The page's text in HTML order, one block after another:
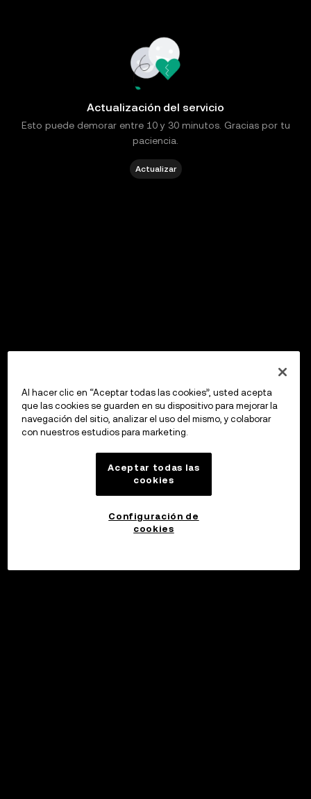
Actualización del servicio
Esto puede demorar entre 10 y 30 minutos. Gracias por tu
paciencia.
Actualizar
Al hacer clic en “Aceptar todas las cookies”, usted acepta
que las cookies se guarden en su dispositivo para mejorar la
navegación del sitio, analizar el uso del mismo, y colaborar
con nuestros estudios para marketing.
Aceptar todas las
cookies
Configuración de
cookies